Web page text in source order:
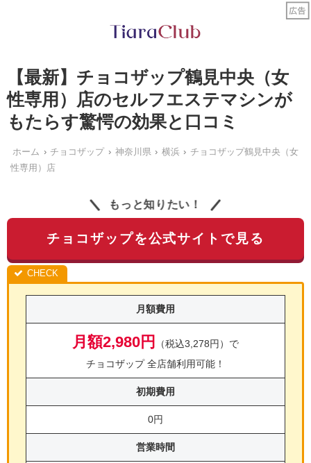
【最新】チョコザップ鶴見中央（女
性専用）店のセルフエステマシンが
もたらす驚愕の効果と口コミ
ホーム チョコザップ 神奈川県 横浜
チョコザップ鶴見中央（女
性専用）店
もっと知りたい！
チョコザップを公式サイトで見る
月額費用
月額2,980円
（税込3,278円）で
チョコザップ 全店舗利用可能！
初期費用
0円
営業時間